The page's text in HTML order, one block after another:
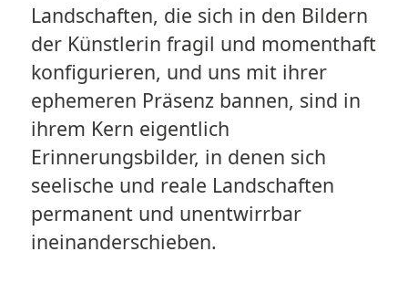
Landschaften, die sich in den Bildern
der Künstlerin fragil und momenthaft
konfigurieren, und uns mit ihrer
ephemeren Präsenz bannen, sind in
ihrem Kern eigentlich
Erinnerungsbilder, in denen sich
seelische und reale Landschaften
permanent und unentwirrbar
ineinanderschieben.